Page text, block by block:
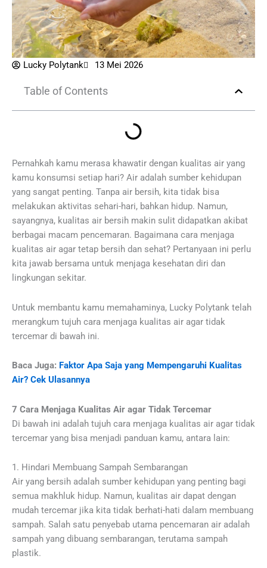
Lucky Polytank 13 Mei 2026
Table of Contents
Pernahkah kamu merasa khawatir dengan kualitas air yang
kamu konsumsi setiap hari? Air adalah sumber kehidupan
yang sangat penting. Tanpa air bersih, kita tidak bisa
melakukan aktivitas sehari-hari, bahkan hidup. Namun,
sayangnya, kualitas air bersih makin sulit didapatkan akibat
berbagai macam pencemaran. Bagaimana cara menjaga
kualitas air agar tetap bersih dan sehat? Pertanyaan ini perlu
kita jawab bersama untuk menjaga kesehatan diri dan
lingkungan sekitar.
Untuk membantu kamu memahaminya, Lucky Polytank telah
merangkum tujuh cara menjaga kualitas air agar tidak
tercemar di bawah ini.
Baca Juga: Faktor Apa Saja yang Mempengaruhi Kualitas
Air? Cek Ulasannya
7 Cara Menjaga Kualitas Air agar Tidak Tercemar
Di bawah ini adalah tujuh cara menjaga kualitas air agar tidak
tercemar yang bisa menjadi panduan kamu, antara lain:
1. Hindari Membuang Sampah Sembarangan
Air yang bersih adalah sumber kehidupan yang penting bagi
semua makhluk hidup. Namun, kualitas air dapat dengan
mudah tercemar jika kita tidak berhati-hati dalam membuang
sampah. Salah satu penyebab utama pencemaran air adalah
sampah yang dibuang sembarangan, terutama sampah
plastik.